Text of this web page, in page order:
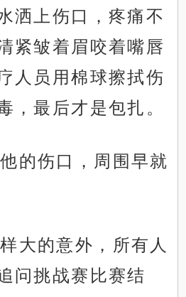
洒上伤口，疼痛不
紧皱着眉咬着嘴唇
人员用棉球擦拭伤
，最后才是包扎。
的伤口，周围早就
大的意外，所有人
问挑战赛比赛结